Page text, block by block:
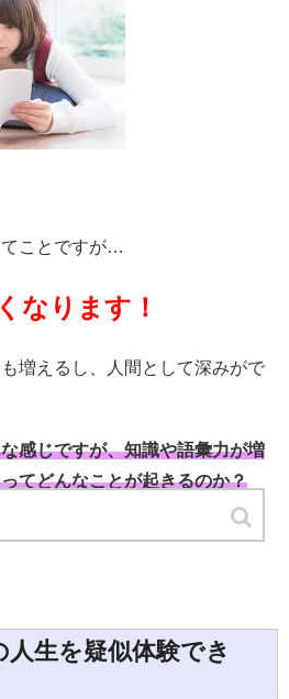
ことですが…
なります！
増えるし、人間として深みがで
感じですが、知識や語彙力が増
てどんなことが起きるのか？
生を疑似体験でき